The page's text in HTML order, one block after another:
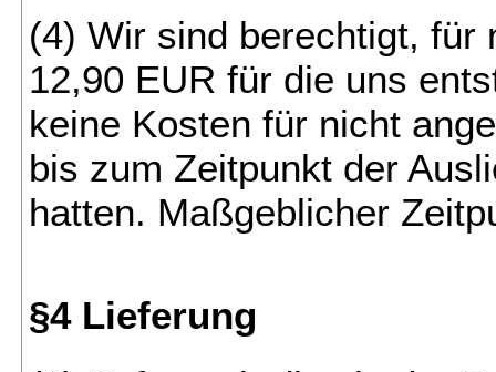
(4) Wir sind berechtigt, für
12,90 EUR für die uns
keine Kosten für nicht
bis zum Zeitpunkt der
hatten. Maßgeblicher
§4 Lieferung